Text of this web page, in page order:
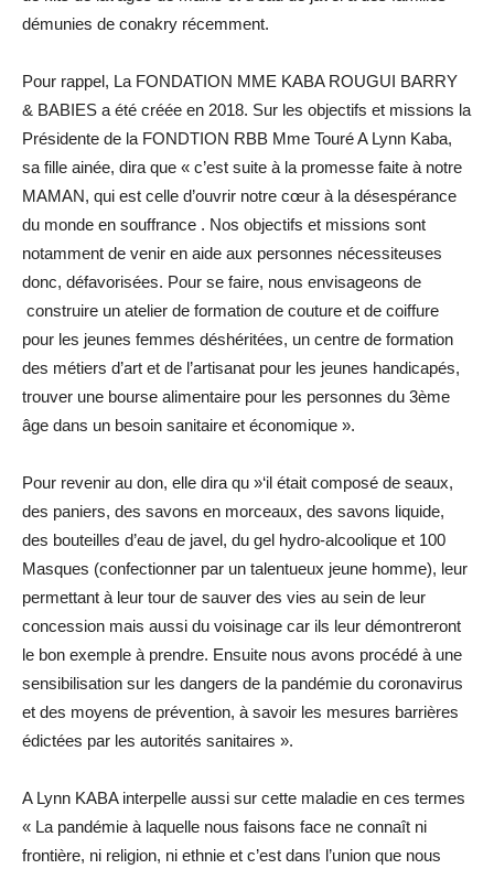
démunies de conakry récemment.
Pour rappel, La FONDATION MME KABA ROUGUI BARRY
& BABIES a été créée en 2018. Sur les objectifs et missions la
Présidente de la FONDTION RBB Mme Touré A Lynn Kaba,
sa fille ainée, dira que « c’est suite à la promesse faite à notre
MAMAN, qui est celle d’ouvrir notre cœur à la désespérance
du monde en souffrance . Nos objectifs et missions sont
notamment de venir en aide aux personnes nécessiteuses
donc, défavorisées. Pour se faire, nous envisageons de
construire un atelier de formation de couture et de coiffure
pour les jeunes femmes déshéritées, un centre de formation
des métiers d’art et de l’artisanat pour les jeunes handicapés,
trouver une bourse alimentaire pour les personnes du 3ème
âge dans un besoin sanitaire et économique ».
Pour revenir au don, elle dira qu »‘il était composé de seaux,
des paniers, des savons en morceaux, des savons liquide,
des bouteilles d’eau de javel, du gel hydro-alcoolique et 100
Masques (confectionner par un talentueux jeune homme), leur
permettant à leur tour de sauver des vies au sein de leur
concession mais aussi du voisinage car ils leur démontreront
le bon exemple à prendre. Ensuite nous avons procédé à une
sensibilisation sur les dangers de la pandémie du coronavirus
et des moyens de prévention, à savoir les mesures barrières
édictées par les autorités sanitaires ».
A Lynn KABA interpelle aussi sur cette maladie en ces termes
« La pandémie à laquelle nous faisons face ne connaît ni
frontière, ni religion, ni ethnie et c’est dans l’union que nous